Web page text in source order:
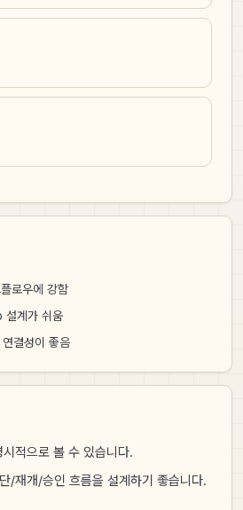
로우에 강함
계가 쉬움
결성이 좋음
적으로 볼 수 있습니다.
/재개/승인 흐름을 설계하기 좋습니다.